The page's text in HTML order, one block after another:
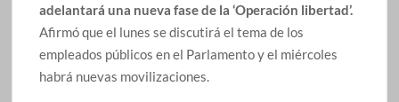
adelantará una nueva fase de la ‘Operación libertad’.
Afirmó que el lunes se discutirá el tema de los
empleados públicos en el Parlamento y el miércoles
habrá nuevas movilizaciones.